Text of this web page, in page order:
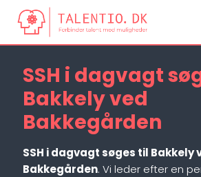
SSH i dagvagt
Bakkely ved
Bakkegården
SSH i dagvagt søges til Bakkely
Bakkegården. Vi leder efter en